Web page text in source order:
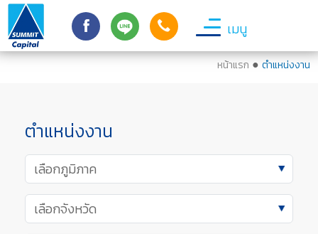
เมนู
หน้าแรก ● ตำแหน่งงาน
ตำแหน่งงาน